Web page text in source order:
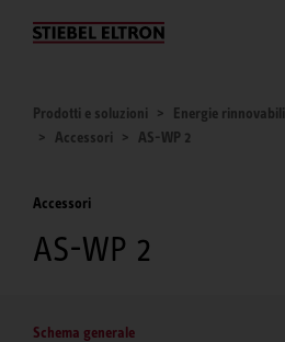
Chi siamo
Prodotti e soluzioni Energie rinnovabili
Accessori
AS-WP 2
Accessori
AS-WP 2
Schema generale